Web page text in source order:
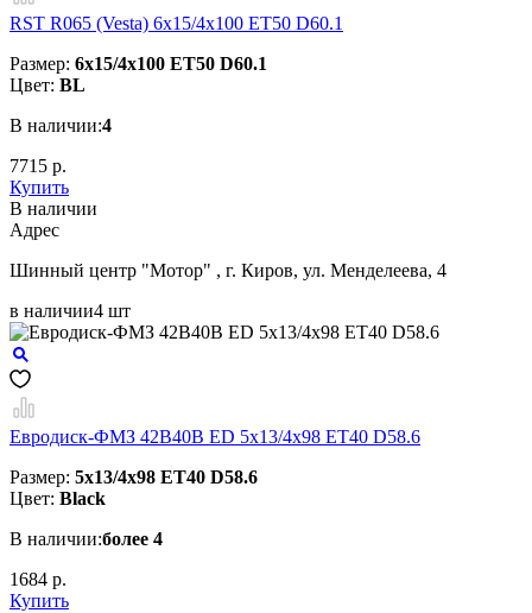
RST R065 (Vesta) 6x15/4x100 ET50 D60.1
Размер: 6x15/4x100 ET50 D60.1
Цвет: BL
В наличии:4
7715 р.
Купить
В наличии
Aдрес
Шинный центр "Мотор" , г. Киров, ул. Менделеева, 4
в наличии4 шт
Евродиск-ФМЗ 42B40B ED 5x13/4x98 ЕТ40 D58.6
Размер: 5x13/4x98 ЕТ40 D58.6
Цвет: Black
В наличии:более 4
1684 р.
Купить